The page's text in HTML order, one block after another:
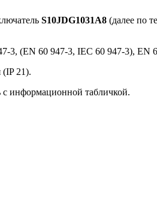
S10JDG1031A8 (далее по
3, (EN 60 947-3, IEC 60 947-3), EN
21).
информационной табличкой.